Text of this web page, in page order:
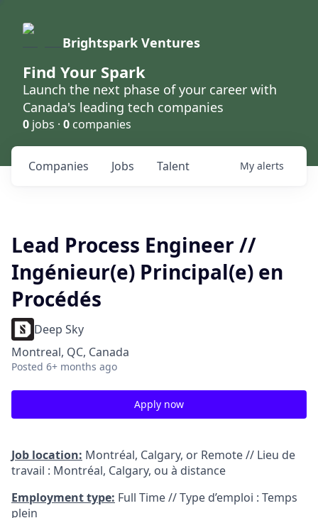
Brightspark Ventures
Find Your Spark
Launch the next phase of your career with
Canada's leading tech companies
0 jobs · 0 companies
Jobs
Companies Talent My alerts
Lead Process Engineer //
Ingénieur(e) Principal(e) en
Procédés
Deep Sky
Montreal, QC, Canada
Posted 6+ months ago
Apply now
Job location: Montréal, Calgary, or Remote // Lieu de
travail : Montréal, Calgary, ou à distance
Employment type: Full Time // Type d’emploi : Temps
plein